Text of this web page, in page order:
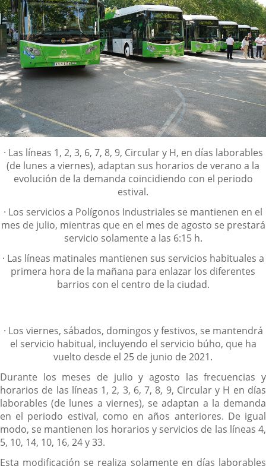
Content
· Las líneas 1, 2, 3, 6, 7, 8, 9, Circular y H, en días laborables
(de lunes a viernes), adaptan sus horarios de verano a la
evolución de la demanda coincidiendo con el periodo
estival.
· Los servicios a Polígonos Industriales se mantienen en el
mes de julio, mientras que en el mes de agosto se prestará
servicio solamente a las 6:15 h.
· Las líneas matinales mantienen sus servicios habituales a
primera hora de la mañana para enlazar los diferentes
barrios con el centro de la ciudad.
· Los viernes, sábados, domingos y festivos, se mantendrá
el servicio habitual, incluyendo el servicio búho, que ha
vuelto desde el 25 de junio de 2021.
Durante los meses de julio y agosto las frecuencias y
horarios de las líneas 1, 2, 3, 6, 7, 8, 9, Circular y H en días
laborables (de lunes a viernes), se adaptan a la demanda
en el periodo estival, como en años anteriores. De igual
modo, se mantienen los horarios y servicios de las líneas 4,
5, 10, 14, 10, 16, 24 y 33.
Esta modificación se realiza solamente en días laborables